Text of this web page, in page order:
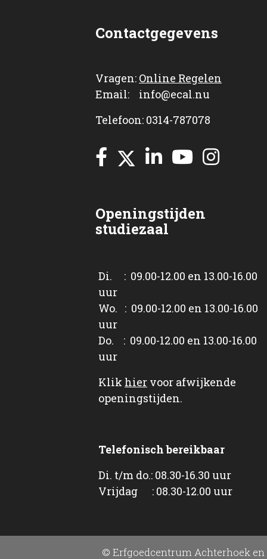
Contactgegevens
Vragen: Online Regelen
Email: info@ecal.nu
Telefoon: 0314-787078
Openingstijden
studiezaal
Di. : 09.00-12.00 en 13.00-16.00
uur
Wo. : 09.00-12.00 en 13.00-16.00
uur
Do. : 09.00-12.00 en 13.00-16.00
uur
Klik hier voor afwijkende
openingstijden.
Telefonisch bereikbaar
Di. t/m do.: 08.30-16.30 uur
Vrijdag : 08.30-12.00 uur
© Erfgoedcentrum Achterhoek en